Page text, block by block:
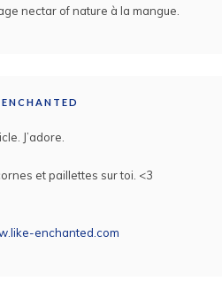
nectar of nature à la mangue.
J’adore.
et paillettes sur toi. <3
enchanted.com